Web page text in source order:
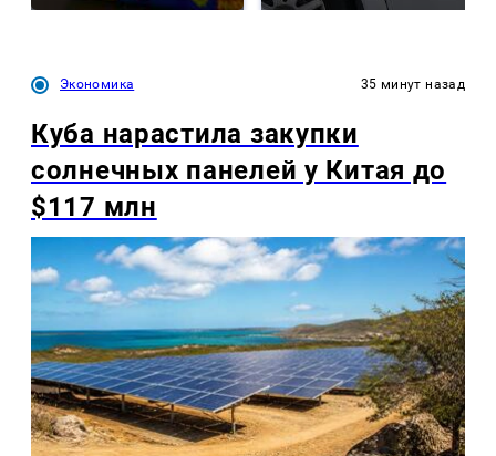
Экономика 35 минут назад
Куба нарастила закупки
солнечных панелей у Китая до
$117 млн